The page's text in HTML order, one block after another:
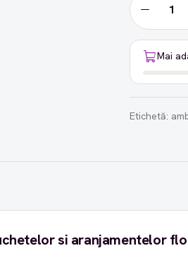
Mai
Etichetă:
si aranjamentelor